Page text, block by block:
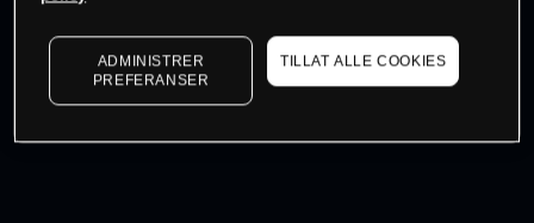
Søk om konto
ADMINISTRER
PREFERANSER
TILLAT ALLE COOKIES